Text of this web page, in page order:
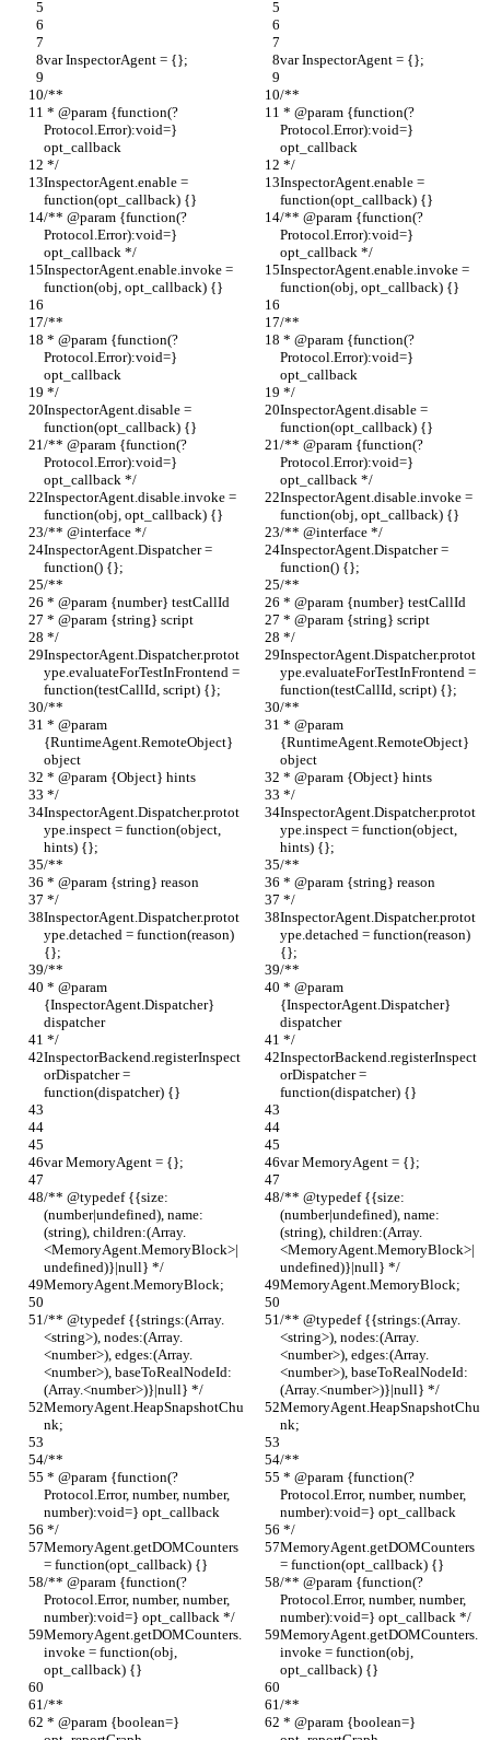
var InspectorAgent = {}; var InspectorAgent = {};
/**
/**
Protocol.Error):void=}
opt_callback
Protocol.Error):void=}
opt_callback
*/
*/
InspectorAgent.enable =
function(opt_callback) {}
InspectorAgent.enable =
function(opt_callback) {}
/** @param {function(?
Protocol.Error):void=}
opt_callback */
/** @param {function(?
Protocol.Error):void=}
opt_callback */
InspectorAgent.enable.invoke =
function(obj, opt_callback) {}
InspectorAgent.enable.invoke =
function(obj, opt_callback) {}
/**
/**
Protocol.Error):void=}
opt_callback
Protocol.Error):void=}
opt_callback
*/
*/
InspectorAgent.disable =
function(opt_callback) {}
InspectorAgent.disable =
function(opt_callback) {}
/** @param {function(?
Protocol.Error):void=}
opt_callback */
/** @param {function(?
Protocol.Error):void=}
opt_callback */
InspectorAgent.disable.invoke =
function(obj, opt_callback) {}
InspectorAgent.disable.invoke =
function(obj, opt_callback) {}
/** @interface */
/** @interface */
InspectorAgent.Dispatcher =
function() {};
InspectorAgent.Dispatcher =
function() {};
/**
/**
* @param {number} testCallId
* @param {number} testCallId
* @param {string} script
* @param {string} script
*/
*/
InspectorAgent.Dispatcher.protot
ype.evaluateForTestInFrontend =
function(testCallId, script) {};
InspectorAgent.Dispatcher.protot
ype.evaluateForTestInFrontend =
function(testCallId, script) {};
/**
/**
{RuntimeAgent.RemoteObject}
object
{RuntimeAgent.RemoteObject}
object
* @param {Object} hints
* @param {Object} hints
*/
*/
InspectorAgent.Dispatcher.protot
ype.inspect = function(object,
hints) {};
InspectorAgent.Dispatcher.protot
ype.inspect = function(object,
hints) {};
/**
/**
* @param {string} reason
* @param {string} reason
*/
*/
InspectorAgent.Dispatcher.protot
ype.detached = function(reason)
{};
InspectorAgent.Dispatcher.protot
ype.detached = function(reason)
{};
/**
/**
{InspectorAgent.Dispatcher}
dispatcher
{InspectorAgent.Dispatcher}
dispatcher
*/
*/
InspectorBackend.registerInspect
orDispatcher =
function(dispatcher) {}
InspectorBackend.registerInspect
orDispatcher =
function(dispatcher) {}
var MemoryAgent = {}; var MemoryAgent = {};
/** @typedef {{size:
(number|undefined), name:
(string), children:(Array.
<MemoryAgent.MemoryBlock>|
undefined)}|null} */
/** @typedef {{size:
(number|undefined), name:
(string), children:(Array.
<MemoryAgent.MemoryBlock>|
undefined)}|null} */
MemoryAgent.MemoryBlock;
MemoryAgent.MemoryBlock;
/** @typedef {{strings:(Array.
<string>), nodes:(Array.
<number>), edges:(Array.
<number>), baseToRealNodeId:
(Array.<number>)}|null} */
/** @typedef {{strings:(Array.
<string>), nodes:(Array.
<number>), edges:(Array.
<number>), baseToRealNodeId:
(Array.<number>)}|null} */
MemoryAgent.HeapSnapshotChu
nk;
MemoryAgent.HeapSnapshotChu
nk;
/**
/**
Protocol.Error, number, number,
number):void=} opt_callback
Protocol.Error, number, number,
number):void=} opt_callback
*/
*/
MemoryAgent.getDOMCounters
= function(opt_callback) {}
MemoryAgent.getDOMCounters
= function(opt_callback) {}
/** @param {function(?
Protocol.Error, number, number,
number):void=} opt_callback */
/** @param {function(?
Protocol.Error, number, number,
number):void=} opt_callback */
MemoryAgent.getDOMCounters.
invoke = function(obj,
opt_callback) {}
MemoryAgent.getDOMCounters.
invoke = function(obj,
opt_callback) {}
/**
/**